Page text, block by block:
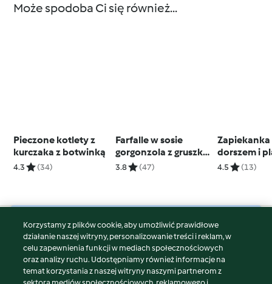
Może spodoba Ci się również...
Pieczone kotlety z
kurczaka z botwinką
4.3 (34)
Farfalle w sosie
gorgonzola z gruszką i
orzechami
3.8 (47)
Zapiekanka
dorszem i
warzyw
4.5 (13)
© Copyright 2026
Warunki korzystania
Polityka prywatności
Korzystamy z plików cookie, aby umożliwić prawidłowe
działanie naszej witryny, personalizowanie treści i reklam, w
celu zapewnienia funkcji w mediach społecznościowych
oraz analizy ruchu. Udostępniamy również informacje na
temat korzystania z naszej witryny naszymi partnerom z